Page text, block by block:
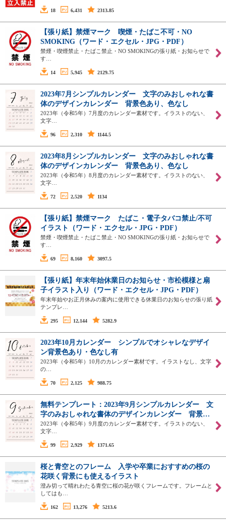
18 6,431 2313.85
【張り紙】禁煙マーク 喫煙・たばこ不可・NO
SMOKING（ワード・エクセル・JPG・PDF）
禁煙・喫煙禁止・たばこ禁止・NO SMOKINGの張り紙・お知らせで
す…
14 5,945 2129.75
2023年7月シンプルカレンダー 文字のみおしゃれな書
体のデザインカレンダー 背景色あり、色なし
2023年（令和5年）7月度のカレンダー素材です。イラストのない、
文字…
96 2,310 1144.5
2023年8月シンプルカレンダー 文字のみおしゃれな書
体のデザインカレンダー 背景色あり、色なし
2023年（令和5年）8月度のカレンダー素材です。イラストのない、
文字…
72 2,520 1134
【張り紙】禁煙マーク たばこ・電子タバコ禁止/不可
イラスト（ワード・エクセル・JPG・PDF）
禁煙・喫煙禁止・たばこ禁止・NO SMOKINGの張り紙・お知らせで
す…
69 8,160 3097.5
【張り紙】年末年始休業日のお知らせ・市松模様と扇
子イラスト入り（ワード・エクセル・JPG・PDF）
年末年始やお正月休みの案内に使用できる休業日のお知らせの張り紙
テンプレ…
295 12,144 5282.9
2023年10月カレンダー シンプルでオシャレなデザイ
ン背景色あり・色なし有
2023年（令和5年）10月のカレンダー素材です。イラストなし、文字
の…
70 2,125 988.75
無料テンプレート：2023年9月シンプルカレンダー 文
字のみおしゃれな書体のデザインカレンダー 背景…
2023年（令和5年）9月度のカレンダー素材です。イラストのない、
文字…
99 2,929 1371.65
桜と青空とのフレーム 入学や卒業におすすめの桜の
花咲く背景にも使えるイラスト
澄み切って晴れわたる青空に桜の花が咲くフレームです。フレームと
してはも…
162 13,276 5213.6